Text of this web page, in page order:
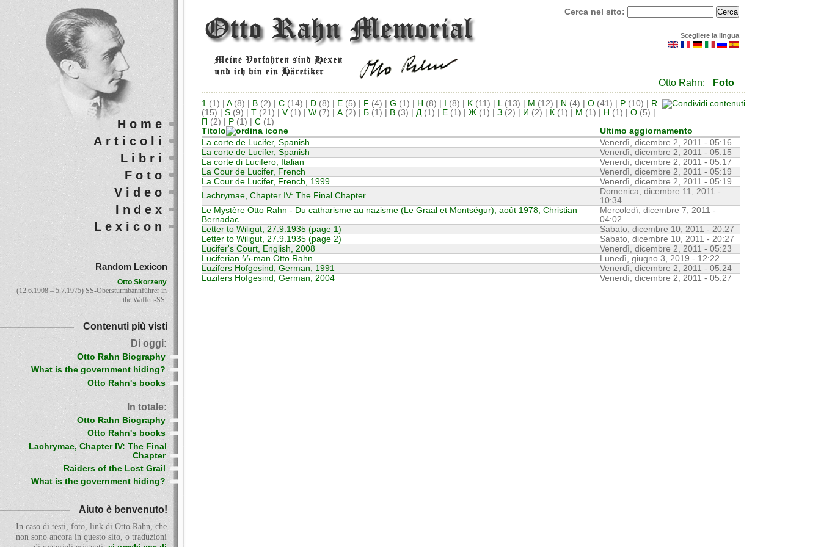
Cerca nel sito:
Scegliere la lingua
Otto Rahn: Foto
1 (1) A(8) B (2) C (14) D (8) E (5) F (4) G (1) H (8) (8) K (11) L(13) M (12) N (4) O (41) P (10)
R
(15)
S (9) T (21) V(1) W (7) А(2) Б (1) В (3) Д(1) Е (1) Ж (1) З (2) И (2) К (1) М (1) Н (1) О (5)
П (2) Р (1) С (1)
Titolo
Ultimo aggiornamento
La corte de Lucifer, Spanish
Venerdì, dicembre 2, 2011 - 05:16
La corte de Lucifer, Spanish
Venerdì, dicembre 2, 2011 - 05:15
La corte di Lucifero, Italian
Venerdì, dicembre 2, 2011 - 05:17
La Cour de Lucifer, French
Venerdì, dicembre 2, 2011 - 05:19
La Cour de Lucifer, French, 1999
Venerdì, dicembre 2, 2011 - 05:19
Lachrymae, Chapter IV: The Final Chapter
Domenica, dicembre 11, 2011 -
10:34
Le Mystère Otto Rahn - Du catharisme au nazisme (Le Graal et Montségur), août 1978, Christian
Bernadac
Mercoledì, dicembre 7, 2011 -
04:02
Letter to Wiligut, 27.9.1935 (page 1)
Sabato, dicembre 10, 2011 - 20:27
Letter to Wiligut, 27.9.1935 (page 2)
Sabato, dicembre 10, 2011 - 20:27
Lucifer's Court, English, 2008
Venerdì, dicembre 2, 2011 - 05:23
Luciferian ϟϟ-man Otto Rahn
Lunedì, giugno 3, 2019 - 12:22
Luzifers Hofgesind, German, 1991
Venerdì, dicembre 2, 2011 - 05:24
Luzifers Hofgesind, German, 2004
Venerdì, dicembre 2, 2011 - 05:27
Home
Articoli
Libri
Foto
Video
Index
Lexicon
Random Lexicon
Otto Skorzeny
(12.6.1908 – 5.7.1975) SS-Obersturmbannführer in
the Waffen-SS.
Contenuti più visti
Di oggi:
Otto Rahn Biography
What is the government hiding?
Otto Rahn's books
In totale:
Otto Rahn Biography
Otto Rahn's books
Lachrymae, Chapter IV: The Final
Chapter
Raiders of the Lost Grail
What is the government hiding?
Aiuto è benvenuto!
In caso di testi, foto, link di Otto Rahn, che
non sono ancora in questo sito, o traduzioni